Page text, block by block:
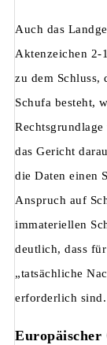
Auch das
Aktenzeichen 2-
zu dem Schluss,
Schufa besteht,
das Gericht
die Daten einen
Anspruch auf
immateriellen
deutlich, dass
„tatsächliche
erforderlich sind.